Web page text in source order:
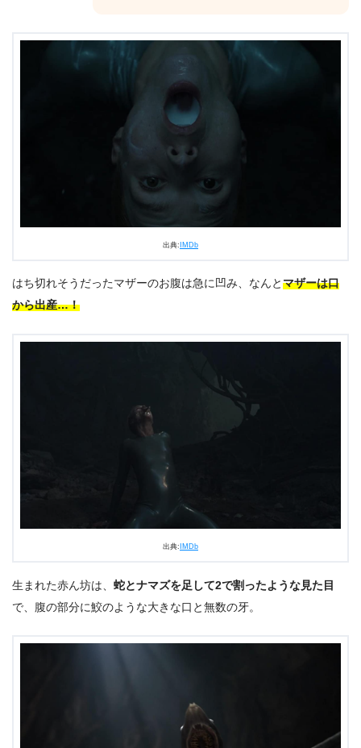
出典: IMDb
はち切れそうだったマザーのお腹は急に凹み、なんとマザーは口
から出産…！
出典: IMDb
生まれた赤ん坊は、 蛇とナマズを足して2で割ったような見た目
で、腹の部分に鮫のような大きな口と無数の牙。